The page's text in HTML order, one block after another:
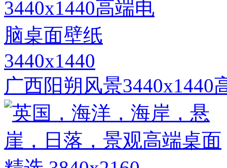
3440x1440
广西阳朔风景3440x1440